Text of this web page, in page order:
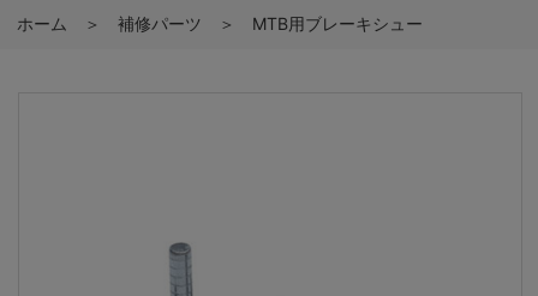
ホーム 補修パーツ MTB用ブレーキシュー